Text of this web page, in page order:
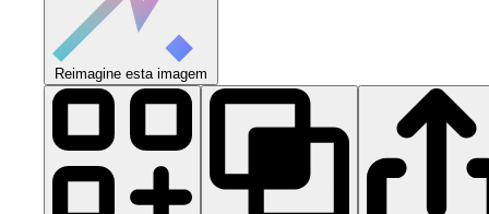
Reimagine esta imagem